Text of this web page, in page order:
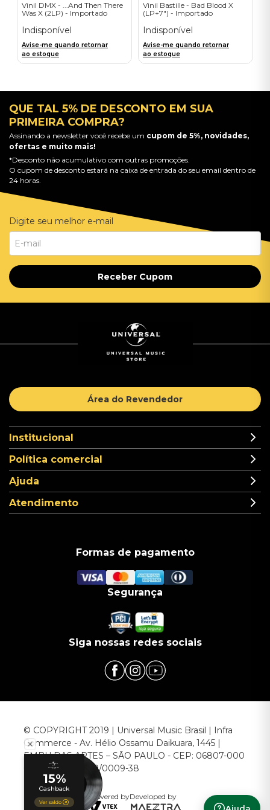
Ajuda
Vinil DMX - ...And Then There
Was X (2LP) - Importado
Indisponível
Avise-me quando retornar
ao estoque
Vinil Bastille - Bad Blood X
(LP+7") - Importado
Indisponível
Avise-me quando retornar
ao estoque
QUE TAL 5% DE DESCONTO EM SUA
PRIMEIRA COMPRA?
Assinando a newsletter você recebe um cupom de 5%, novidades,
ofertas e muito mais!
*Desconto não acumulativo com outras promoções.
O cupom de desconto estará na caixa de entrada do seu email dentro de
24 horas.
Digite seu melhor e-mail
Receber Cupom
Área do Revendedor
Institucional
Política comercial
Ajuda
Atendimento
Formas de pagamento
Segurança
Siga nossas redes sociais
© COPYRIGHT 2019 | Universal Music Brasil | Infra
Commerce - Av. Hélio Ossamu Daikuara, 1445 |
EMBU DAS ARTES – SÃO PAULO - CEP: 06807-000
CNPJ: 00.952.789/0009-38
Powered byDeveloped by